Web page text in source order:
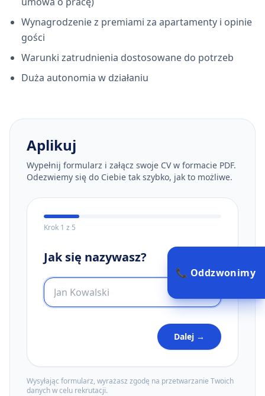
Wynagrodzenie z premiami za apartamenty i opinie
gości
Warunki zatrudnienia dostosowane do potrzeb
Duża autonomia w działaniu
Aplikuj
Wypełnij formularz i załącz swoje CV w formacie PDF.
Odezwiemy się do Ciebie tak szybko, jak to możliwe.
Krok 1 z 5
Jak się nazywasz?
Dalej →
Wysyłając formularz, wyrażasz zgodę na przetwarzanie Twoich
danych w celu rekrutacji.
📞 Oddzwonimy